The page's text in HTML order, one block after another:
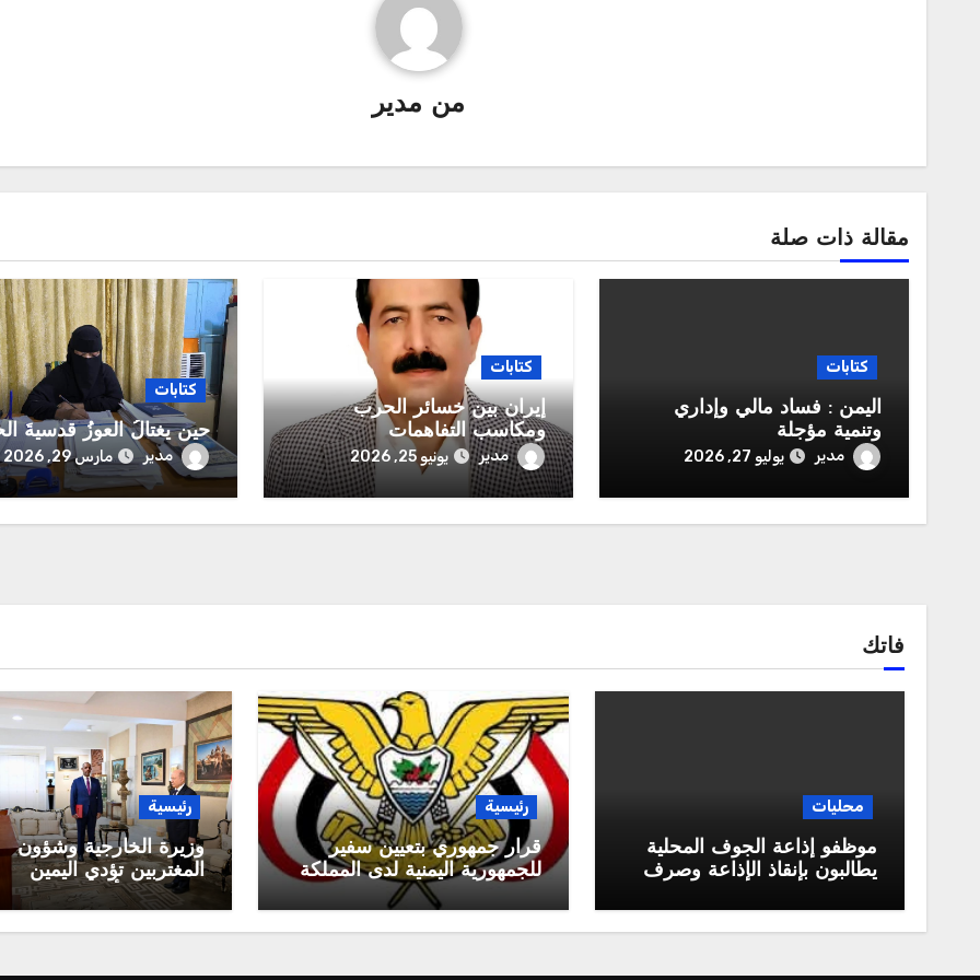
من مدير
مقالة ذات صلة
كتابات
اليمن : فساد مالي وإداري
وتنمية مؤجلة
مدير يوليو 27, 2026
كتابات
إيران بين خسائر الحرب
ومكاسب التفاهمات
مدير يونيو 25, 2026
كتابات
حين يغتالُ العوزُ قدسيةَ
مدير مارس 29, 2026
فاتك
محليات
موظفو إذاعة الجوف المحلية
يطالبون بإنقاذ الإذاعة وصرف
رئيسية
قرار جمهوري بتعيين سفير
للجمهورية اليمنية لدى المملكة
العربية السعودية
رئيسية
وزيرة الخارجية وشؤون
المغتربين تؤدي اليمين
الدستورية أمام رئيس